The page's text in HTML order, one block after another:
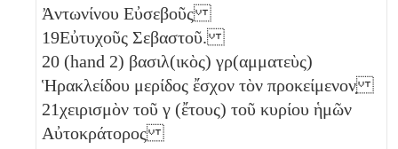
Ἀντωνίνου Εὐσεβοῦς
19Εὐτυχοῦς Σεβαστοῦ.
20 (hand 2) βασιλ(ικὸς) γρ(αμματεὺς)
Ἡρακλείδου μερίδος ἔσχον τὸν προκείμενον̣
21χειρισμὸν τοῦ γ (ἔτους) τοῦ κυρίου ἡμῶν
Αὐτοκράτορος